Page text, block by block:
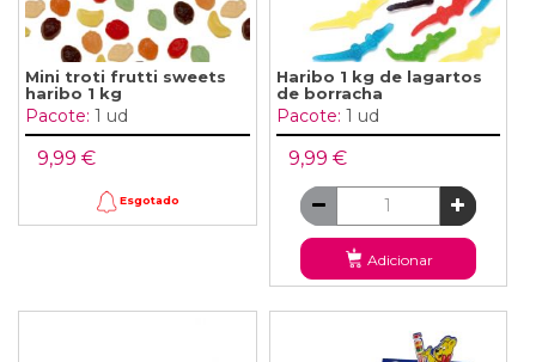
Mini troti frutti sweets
haribo 1 kg
Pacote: 1 ud
9,99 €
Esgotado
Haribo 1 kg de lagartos
de borracha
Pacote: 1 ud
9,99 €
Adicionar